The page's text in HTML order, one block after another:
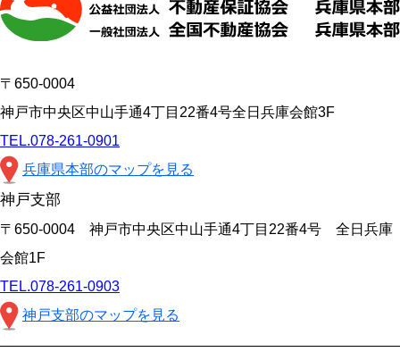
〒650-0004
神戸市中央区中山手通4丁目22番4号全日兵庫会館3F
TEL.078-261-0901
兵庫県本部のマップを見る
神戸支部
〒650-0004 神戸市中央区中山手通4丁目22番4号 全日兵庫
会館1F
TEL.078-261-0903
神戸支部のマップを見る